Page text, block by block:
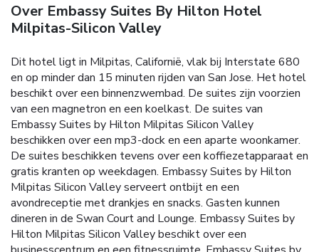
Over Embassy Suites By Hilton Hotel
Milpitas-Silicon Valley
Dit hotel ligt in Milpitas, Californië, vlak bij Interstate 680
en op minder dan 15 minuten rijden van San Jose. Het hotel
beschikt over een binnenzwembad. De suites zijn voorzien
van een magnetron en een koelkast. De suites van
Embassy Suites by Hilton Milpitas Silicon Valley
beschikken over een mp3-dock en een aparte woonkamer.
De suites beschikken tevens over een koffiezetapparaat en
gratis kranten op weekdagen. Embassy Suites by Hilton
Milpitas Silicon Valley serveert ontbijt en een
avondreceptie met drankjes en snacks. Gasten kunnen
dineren in de Swan Court and Lounge. Embassy Suites by
Hilton Milpitas Silicon Valley beschikt over een